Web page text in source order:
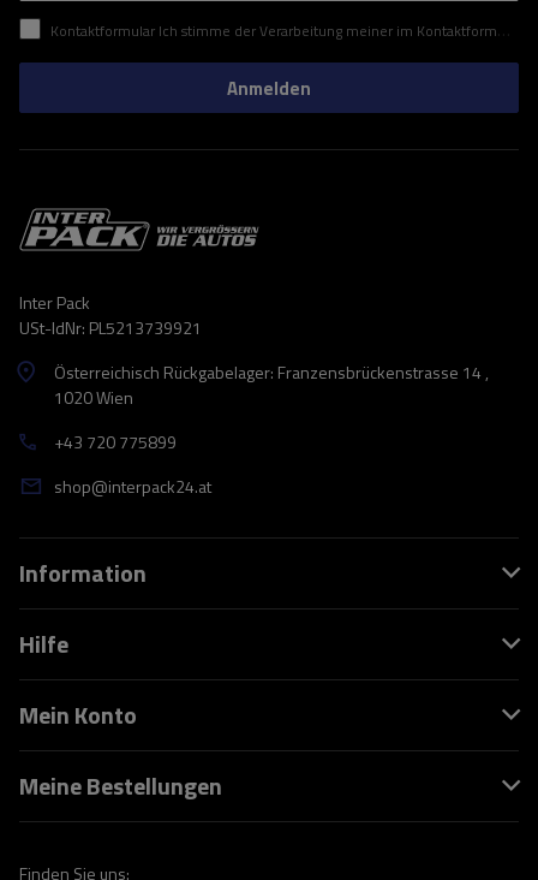
Kontaktformular Ich stimme der Verarbeitung meiner im Kontaktformular enthaltenen personenbezogenen Daten gemäß der Verordnung (EU) des Europäischen Parlaments und des Rates zu.
Anmelden
Inter Pack
USt-IdNr: PL5213739921
Österreichisch Rückgabelager: Franzensbrückenstrasse 14 ,
1020 Wien
+43 720 775899
shop@interpack24.at
Information
Hilfe
Mein Konto
Meine Bestellungen
Finden Sie uns: